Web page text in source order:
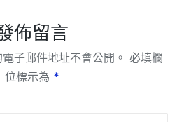
佈留言
子郵件地址不會公開。 必填欄
位標示為 *